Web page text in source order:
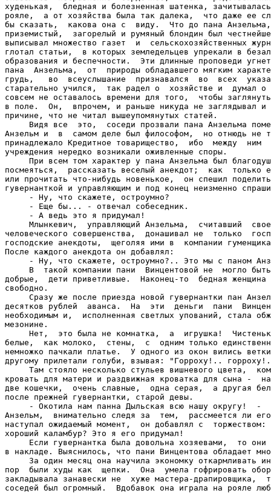
худенькая,  бледная и болезненная шатенка,
рояле,  а от хозяйства была так далека,  что даже ее
бы сказать,  какова она с  виду.  Что до пана
приземистый,  загорелый и румяный блондин был
выписывал множество газет  и  сельскохозяйственных
глотал статьи,  в которых земледельцев упрекали в
образования и беспечности.  Эти длинные проповеди
пана  Анзельма,  от  природы обладавшего мягким
грудь,   во  всеуслышание  признавался  во  всех
старательно учился,  так радел о  хозяйстве и  думал
совсем не оставалось времени для того,  чтобы
в поле.  Он,  впрочем, и раньше никуда не заглядывал и
причине, что не читал вышеупомянутых статей.
Видя все  это,  соседи прозвали пана Анзельма
Анзельм и  в  самом деле был философом,  но отнюдь не
принадлежало Кредитное товарищество,  ибо  между  ним
учреждения нередко возникали оживленные споры.
При всем том характер у пана Анзельма был
посмеяться,  рассказать веселый анекдот;  как  только
или прочитать что-нибудь новенькое,  он спешил
гувернанткой и управляющим и под конец неизменно
     - Ну, что скажете, остроумно?
     - Еще бы... - отвечал собеседник.
     - А ведь это я придумал!
Млынкевич,  управляющий Анзельма,  считавший
человеческого совершенства,  донашивал не  только
господские анекдоты,  щеголяя ими в  компании
После каждого анекдота он добавлял:
- Ну, что скажете, остроумно?.. Это мы с паном
В  такой компании пани  Винцентовой не  могло
добрые,  дети приветливые.  Наконец-то  бедная
свободно.
Сразу же после приезда новой гувернантки пан
десятков рублей  аванса.  На  эти  деньги  пани
необходимым и,  исполненная светлых упований, стала
мезонине.
Нет,  это была не комнатка,  а  игрушка!
белые,  как молоко,  стены,  с  одним только
немножко пачкали платье.  У одного из окон вились
другому прилетали голуби, взывая: "Горроху!..
Там стояло несколько стульев вишневого цвета,
кровать для матери и раздвижная кроватка для сына -
две кошечки,  очень славные,  одна серая,  а другая
после прежней гувернантки, старой девы.
- Окотила нам панна Дыльская всю нашу округу!  -
Анзельм,  внимательно следя за  тем,  рассмеется ли
наступал ожидаемый момент,  он добавлял с
хороший каламбур? Это я его придумал!
Если гувернантка была довольна хозяевами,  то они
в накладе. Выяснилось, что пани Винцентова обладает
За один месяц она научила экономку откармливать
пор  были худы как  щепки.  Она  умела гофрировать
закладывала занавески не  хуже мастера-драпировщика,
соседей был огромный.  Вдобавок она играла на рояле